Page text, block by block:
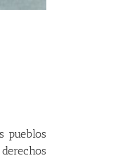
pueblos